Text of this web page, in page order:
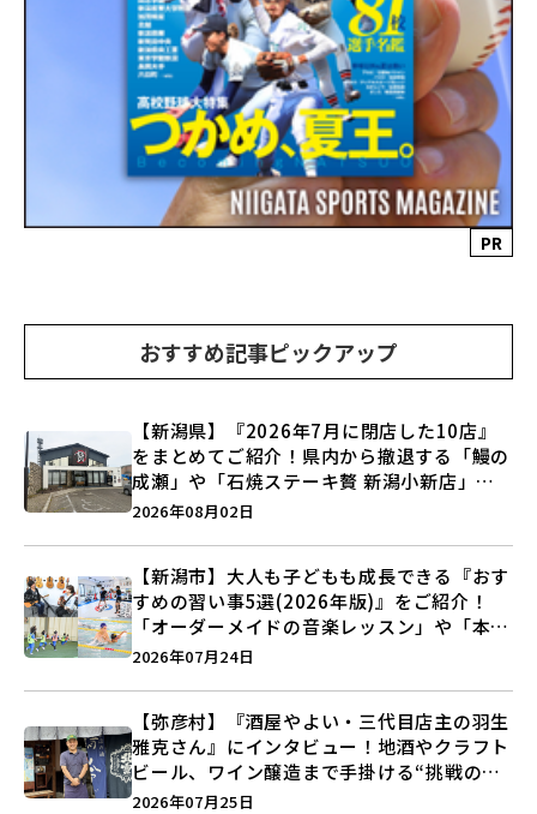
PR
おすすめ記事ピックアップ
【新潟県】『2026年7月に閉店した10店』
をまとめてご紹介！県内から撤退する「鰻の
成瀬」や「石焼ステーキ贅 新潟小新店」が
営業に幕…。
2026年08月02日
【新潟市】大人も子どもも成長できる『おす
すめの習い事5選(2026年版)』をご紹介！
「オーダーメイドの音楽レッスン」や「本格
キックボクシング」で新しい自分を見つけよ
2026年07月24日
【弥彦村】『酒屋やよい・三代目店主の羽生
雅克さん』にインタビュー！地酒やクラフト
ビール、ワイン醸造まで手掛ける“挑戦の歴
史”に迫る♪
2026年07月25日